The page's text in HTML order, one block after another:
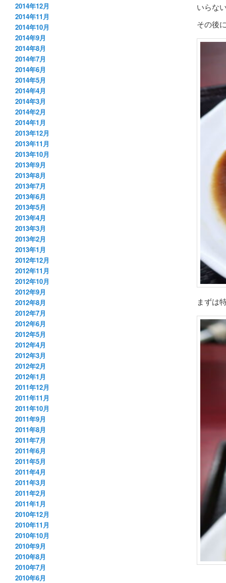
いらな
その後
まずは
2014年12月
2014年11月
2014年10月
2014年9月
2014年8月
2014年7月
2014年6月
2014年5月
2014年4月
2014年3月
2014年2月
2014年1月
2013年12月
2013年11月
2013年10月
2013年9月
2013年8月
2013年7月
2013年6月
2013年5月
2013年4月
2013年3月
2013年2月
2013年1月
2012年12月
2012年11月
2012年10月
2012年9月
2012年8月
2012年7月
2012年6月
2012年5月
2012年4月
2012年3月
2012年2月
2012年1月
2011年12月
2011年11月
2011年10月
2011年9月
2011年8月
2011年7月
2011年6月
2011年5月
2011年4月
2011年3月
2011年2月
2011年1月
2010年12月
2010年11月
2010年10月
2010年9月
2010年8月
2010年7月
2010年6月